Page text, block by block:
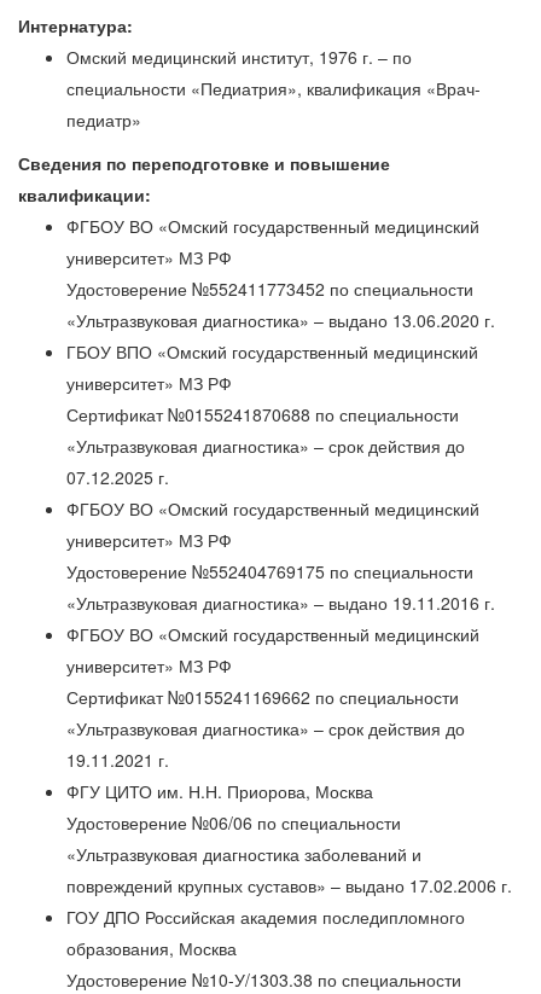
Интернатура:
Омский медицинский институт, 1976 г. – по
специальности «Педиатрия», квалификация «Врач-
педиатр»
Сведения по переподготовке и повышение
квалификации:
ФГБОУ ВО «Омский государственный медицинский
университет» МЗ РФ
Удостоверение №552411773452 по специальности
«Ультразвуковая диагностика» – выдано 13.06.2020 г.
ГБОУ ВПО «Омский государственный медицинский
университет» МЗ РФ
Сертификат №0155241870688 по специальности
«Ультразвуковая диагностика» – срок действия до
07.12.2025 г.
ФГБОУ ВО «Омский государственный медицинский
университет» МЗ РФ
Удостоверение №552404769175 по специальности
«Ультразвуковая диагностика» – выдано 19.11.2016 г.
ФГБОУ ВО «Омский государственный медицинский
университет» МЗ РФ
Сертификат №0155241169662 по специальности
«Ультразвуковая диагностика» – срок действия до
19.11.2021 г.
ФГУ ЦИТО им. Н.Н. Приорова, Москва
Удостоверение №06/06 по специальности
«Ультразвуковая диагностика заболеваний и
повреждений крупных суставов» – выдано 17.02.2006 г.
ГОУ ДПО Российская академия последипломного
образования, Москва
Удостоверение №10-У/1303.38 по специальности